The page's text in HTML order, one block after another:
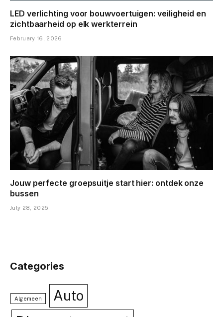
LED verlichting voor bouwvoertuigen: veiligheid en
zichtbaarheid op elk werkterrein
February 16, 2026
Jouw perfecte groepsuitje start hier: ontdek onze
bussen
July 28, 2025
Categories
Algemeen Auto